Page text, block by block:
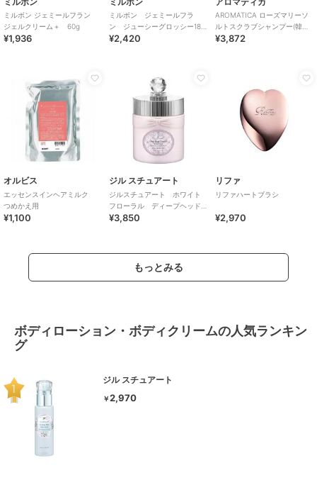
ミルボン ジェミールフラン
ジェルクリーム＋ 60g
¥1,936
ミルボン ジェミールフラ
ン ジューシーグロッシー180
ｇ（トリートメント）
¥2,420
AROMATICA ローズマリーソ
ルトスクラブシャンプー(韓国
コスメ)
¥3,872
オルビス
エッセンスインヘアミルク
つめかえ用
¥1,100
ジル スチュアート
ジルスチュアート ホワイト
フローラル ディープヘッド
クレンズ
¥3,850
リファ
リファハートブラシ
¥2,970
もっとみる
ボディローション・ボディクリームの人気ランキン
グ
ジル スチュアート
￥2,970